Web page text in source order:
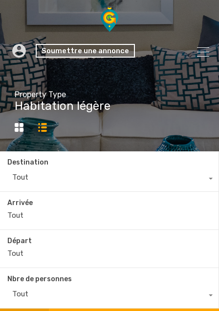
Soumettre une annonce
Property Type
Habitation légère
Destination
Tout
Arrivée
Départ
Nbre de personnes
Tout